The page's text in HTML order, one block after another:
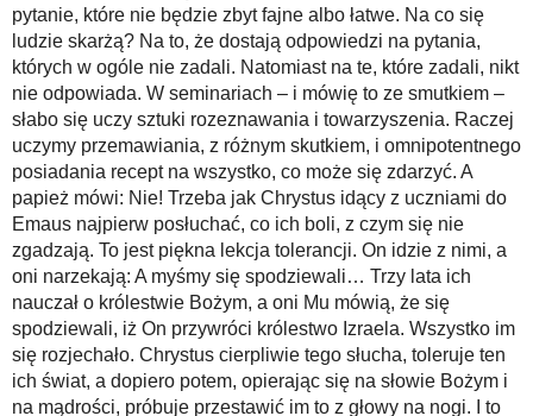
pytanie, które nie będzie zbyt fajne albo łatwe. Na co się
ludzie skarżą? Na to, że dostają odpowiedzi na pytania,
których w ogóle nie zadali. Natomiast na te, które zadali, nikt
nie odpowiada. W seminariach – i mówię to ze smutkiem –
słabo się uczy sztuki rozeznawania i towarzyszenia. Raczej
uczymy przemawiania, z różnym skutkiem, i omnipotentnego
posiadania recept na wszystko, co może się zdarzyć. A
papież mówi: Nie! Trzeba jak Chrystus idący z uczniami do
Emaus najpierw posłuchać, co ich boli, z czym się nie
zgadzają. To jest piękna lekcja tolerancji. On idzie z nimi, a
oni narzekają: A myśmy się spodziewali… Trzy lata ich
nauczał o królestwie Bożym, a oni Mu mówią, że się
spodziewali, iż On przywróci królestwo Izraela. Wszystko im
się rozjechało. Chrystus cierpliwie tego słucha, toleruje ten
ich świat, a dopiero potem, opierając się na słowie Bożym i
na mądrości, próbuje przestawić im to z głowy na nogi. I to